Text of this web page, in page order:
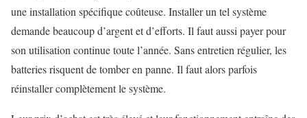
une installation spécifique coûteuse. Installer un tel système
demande beaucoup d’argent et d’efforts. Il faut aussi payer pour
son utilisation continue toute l’année. Sans entretien régulier, les
batteries risquent de tomber en panne. Il faut alors parfois
réinstaller complètement le système.